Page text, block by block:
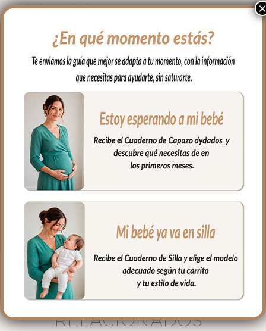
de tipo maxicosi.
un piqué de algodón. Con un relleno de
micro fibra hueca para mayor confort del
bebé y muy buena transpirabilidad. Por
el revés un tejido rejilla 3D para una
mejor ventilación.
Ojales en respaldo y culete para la salida
de arneses. Traseras ajustadas con goma
en la parte superior y en la inferior para
que quede bien sujeta.
Puedes lavar a mano o en lavadora,
siempre agua fría, jabones no abrasivos y
secado al natural.
PRODUCTOS
RELACIONADOS
×